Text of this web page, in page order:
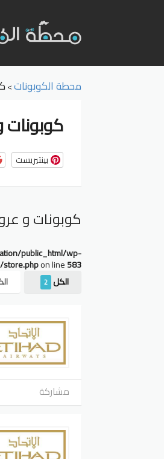
محطة الكوبونات>
كوبونات
بينتيريست
كوبونات و
public_html/wp-
on line583
الكل 2
مشاركة